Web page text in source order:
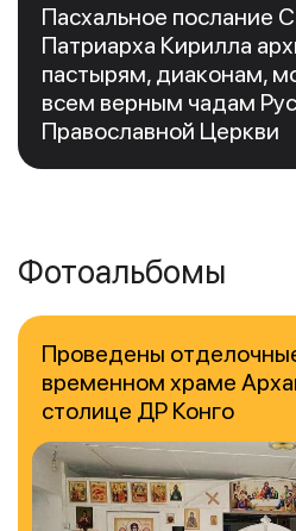
Пасхальное послание
Патриарха Кирилла
пастырям, диаконам,
всем верным чадам
Православной Церкви
Фотоальбомы
Проведены
временном храме
столице ДР Конго